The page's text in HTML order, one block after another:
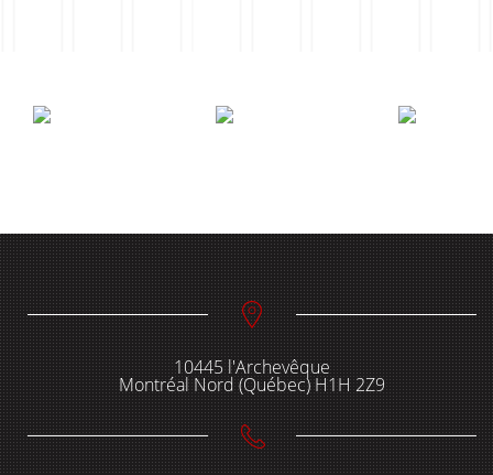
10445 l'Archevêque
Montréal Nord (Québec) H1H 2Z9